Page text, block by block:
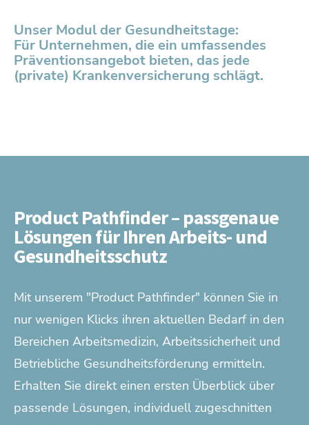
Unser Modul der Gesundheitstage:
Für Unternehmen, die ein umfassendes
Präventionsangebot bieten, das jede
(private) Krankenversicherung schlägt.
Product Pathfinder – passgenaue
Lösungen für Ihren Arbeits- und
Gesundheitsschutz
Mit unserem "Product Pathfinder" können Sie in
nur wenigen Klicks ihren aktuellen Bedarf in den
Bereichen Arbeitsmedizin, Arbeitssicherheit und
Betriebliche Gesundheitsförderung ermitteln.
Erhalten Sie direkt einen ersten Überblick über
passende Lösungen, individuell zugeschnitten